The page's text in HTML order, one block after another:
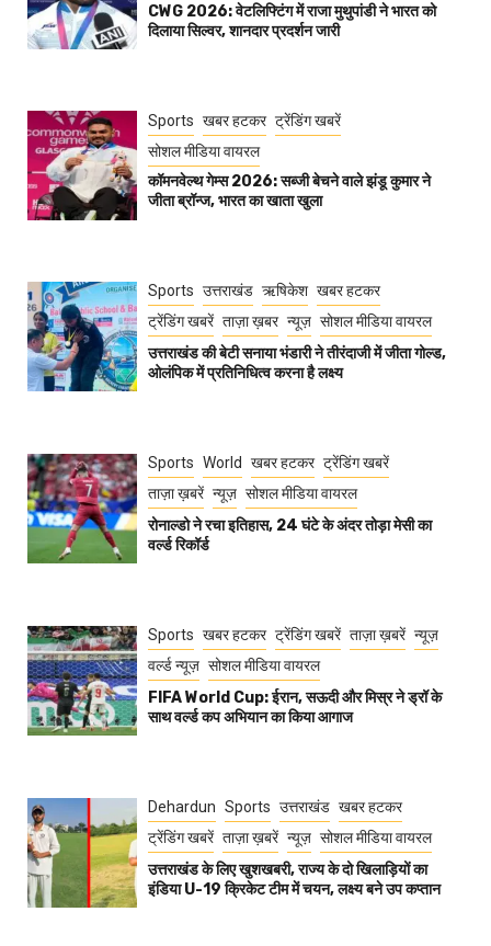
CWG 2026: वेटलिफ्टिंग में राजा मुथुपांडी ने भारत को
दिलाया सिल्वर, शानदार प्रदर्शन जारी
Sports खबर हटकर ट्रेंडिंग खबरें
सोशल मीडिया वायरल
कॉमनवेल्थ गेम्स 2026: सब्जी बेचने वाले झंडू कुमार ने
जीता ब्रॉन्ज, भारत का खाता खुला
Sports उत्तराखंड ऋषिकेश खबर हटकर
ट्रेंडिंग खबरें ताज़ा ख़बर न्यूज़ सोशल मीडिया वायरल
उत्तराखंड की बेटी सनाया भंडारी ने तीरंदाजी में जीता गोल्ड,
ओलंपिक में प्रतिनिधित्व करना है लक्ष्य
Sports World खबर हटकर ट्रेंडिंग खबरें
ताज़ा ख़बरें न्यूज़ सोशल मीडिया वायरल
रोनाल्डो ने रचा इतिहास, 24 घंटे के अंदर तोड़ा मेसी का
वर्ल्ड रिकॉर्ड
Sports खबर हटकर ट्रेंडिंग खबरें ताज़ा ख़बरें न्यूज़
वर्ल्ड न्यूज़ सोशल मीडिया वायरल
FIFA World Cup: ईरान, सऊदी और मिस्र ने ड्रॉ के
साथ वर्ल्ड कप अभियान का किया आगाज
Dehardun Sports उत्तराखंड खबर हटकर
ट्रेंडिंग खबरें ताज़ा ख़बरें न्यूज़ सोशल मीडिया वायरल
उत्तराखंड के लिए खुशखबरी, राज्य के दो खिलाड़ियों का
इंडिया U-19 क्रिकेट टीम में चयन, लक्ष्य बने उप कप्तान